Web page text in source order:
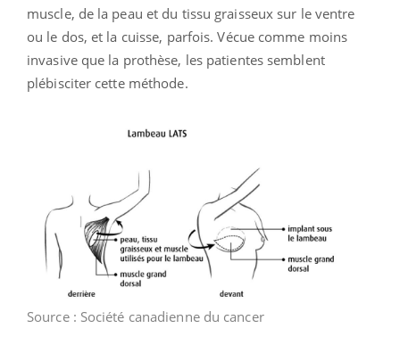
muscle, de la peau et du tissu graisseux sur le ventre
ou le dos, et la cuisse, parfois. Vécue comme moins
invasive que la prothèse, les patientes semblent
plébisciter cette méthode.
Source : Société canadienne du cancer